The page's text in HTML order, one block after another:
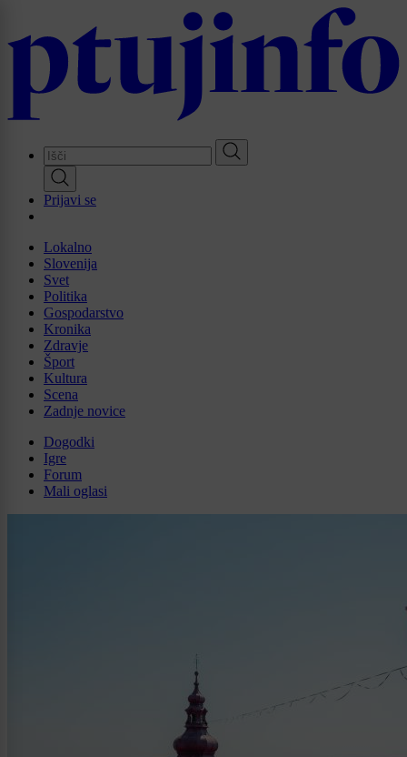
main
Prijavi se
Lokalno
Slovenija
Svet
Politika
Gospodarstvo
Kronika
Zdravje
Šport
Kultura
Scena
Zadnje novice
Dogodki
Igre
Forum
Mali oglasi